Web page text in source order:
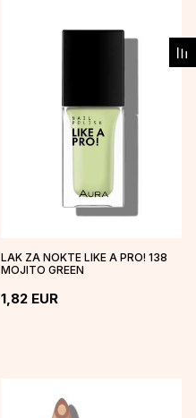
LAK ZA NOKTE LIKE A PRO! 138
MOJITO GREEN
1,82 EUR